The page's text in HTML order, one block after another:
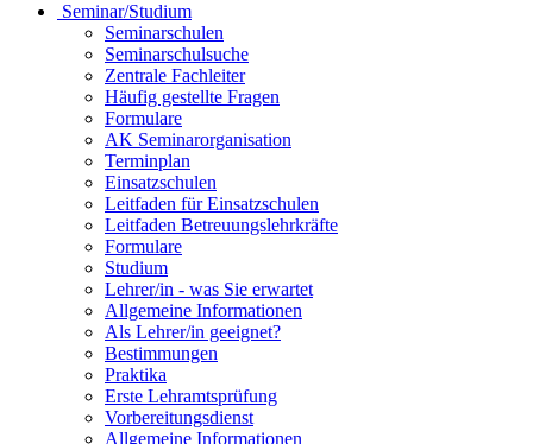
Seminar/Studium
Seminarschulen
Seminarschulsuche
Zentrale Fachleiter
Häufig gestellte Fragen
Formulare
AK Seminarorganisation
Terminplan
Einsatzschulen
Leitfaden für Einsatzschulen
Leitfaden Betreuungslehrkräfte
Formulare
Studium
Lehrer/in - was Sie erwartet
Allgemeine Informationen
Als Lehrer/in geeignet?
Bestimmungen
Praktika
Erste Lehramtsprüfung
Vorbereitungsdienst
Allgemeine Informationen